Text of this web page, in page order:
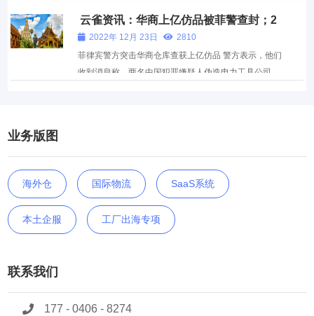
菲律宾站点独立海外仓店铺及一店多运佣金费率也即将
调整。 有卖家无奈表示Shopee的这番操作让他心灰，
想转行去做...
云雀资讯：华商上亿仿品被菲警查封；2
人即可注册泰国新公司
2022年 12月 23日
2810
菲律宾警方突击华商仓库查获上亿仿品 警方表示，他们
收到消息称，两名中国犯罪嫌疑人伪造电力工具公司
业务版图
海外仓 国际物流 SaaS系统
本土企服 工厂出海专项
联系我们
177 - 0406 - 8274